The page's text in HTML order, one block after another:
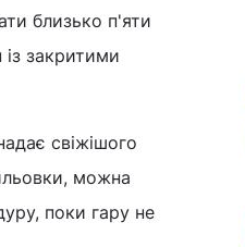
близько п'яти
закритими
свіжішого
можна
поки гару не